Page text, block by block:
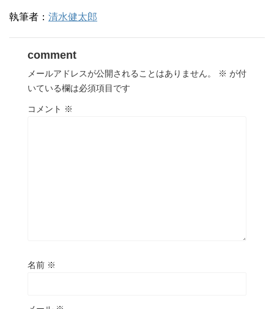
執筆者： 清水健太郎
comment
メールアドレスが公開されることはありません。 ※ が付
いている欄は必須項目です
コメント ※
名前 ※